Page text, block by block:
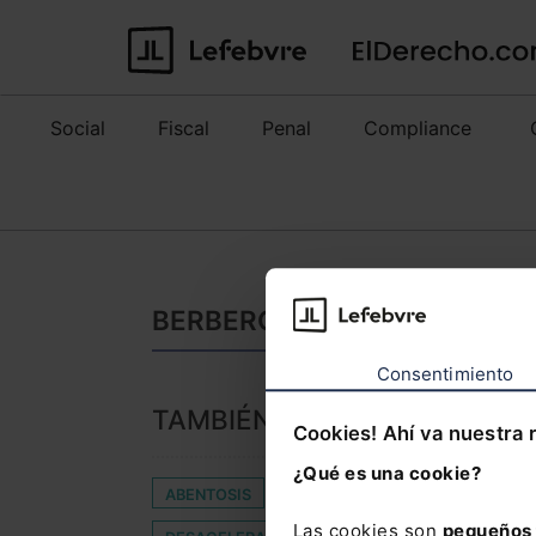
Consentimiento
Cookies! Ahí va nuestra
¿Qué es una cookie?
Las cookies son
Social Fiscal Penal Compliance
BERBEROFF: NOTICIAS DE
TAMBIÉN TE PUEDE
ABENTOSIS